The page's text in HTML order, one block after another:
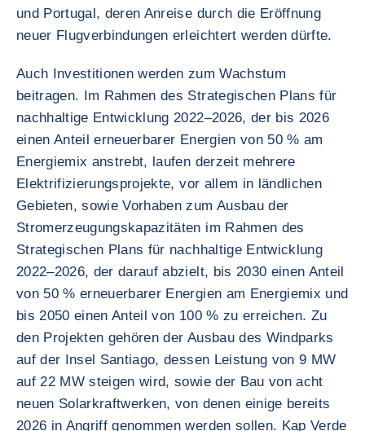
und Portugal, deren Anreise durch die Eröffnung
neuer Flugverbindungen erleichtert werden dürfte.
Auch Investitionen werden zum Wachstum
beitragen. Im Rahmen des Strategischen Plans für
nachhaltige Entwicklung 2022–2026, der bis 2026
einen Anteil erneuerbarer Energien von 50 % am
Energiemix anstrebt, laufen derzeit mehrere
Elektrifizierungsprojekte, vor allem in ländlichen
Gebieten, sowie Vorhaben zum Ausbau der
Stromerzeugungskapazitäten im Rahmen des
Strategischen Plans für nachhaltige Entwicklung
2022–2026, der darauf abzielt, bis 2030 einen Anteil
von 50 % erneuerbarer Energien am Energiemix und
bis 2050 einen Anteil von 100 % zu erreichen. Zu
den Projekten gehören der Ausbau des Windparks
auf der Insel Santiago, dessen Leistung von 9 MW
auf 22 MW steigen wird, sowie der Bau von acht
neuen Solarkraftwerken, von denen einige bereits
2026 in Angriff genommen werden sollen. Kap Verde